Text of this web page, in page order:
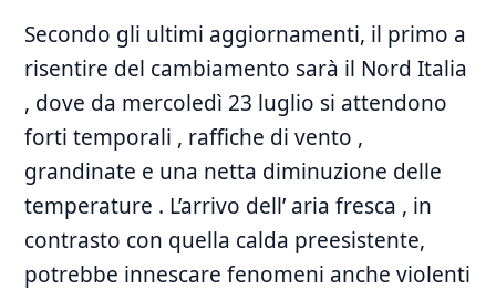
Secondo gli ultimi aggiornamenti, il primo a
risentire del cambiamento sarà il Nord Italia
, dove da mercoledì 23 luglio si attendono
forti temporali , raffiche di vento ,
grandinate e una netta diminuzione delle
temperature . L’arrivo dell’ aria fresca , in
contrasto con quella calda preesistente,
potrebbe innescare fenomeni anche violenti